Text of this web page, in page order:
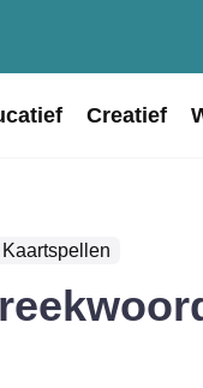
Creatief
Kaartspellen